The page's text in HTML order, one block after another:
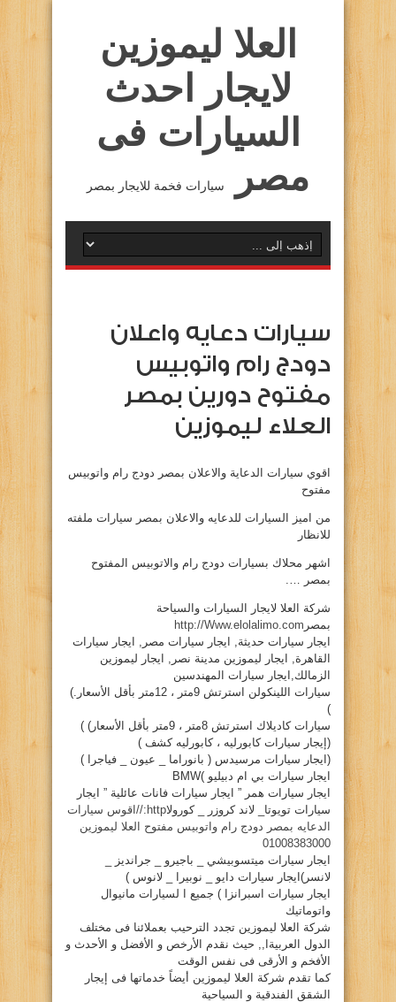
العلا ليموزين
لايجار احدث
السيارات فى
مصر
سيارات فخمة للايجار بمصر
سيارات دعايه واعلان
دودج رام واتوبيس
مفتوح دورين بمصر
العلاء ليموزين
اقوي سيارات الدعاية والاعلان بمصر دودج رام واتوبيس
مفتوح
من اميز السيارات للدعايه والاعلان بمصر سيارات ملفته
للانظار
اشهر محلاك بسيارات دودج رام والاتوبيس المفتوح
بمصر ….
شركة العلا لايجار السيارات والسياحة
بمصر http://Www.elolalimo.com
ايجار سيارات حديثة, ايجار سيارات مصر, ايجار سيارات
القاهرة, ايجار ليموزين مدينة نصر, ايجار ليموزين
الزمالك,ايجار سيارات المهندسين
سيارات اللينكولن استرتش 9متر ، 12متر بأقل الأسعار.)
)
سيارات كاديلاك استرتش 8متر ، 9متر بأقل الأسعار) )
(إيجار سيارات كابورليه ، كابورليه كشف )
(ايجار سيارات مرسيدس ( بانوراما _ عيون _ فياجرا )
ايجار سيارات بي ام دبيليو )BMW
ايجار سيارات همر ” ايجار سيارات فانات عائلية ” ايجار
سيارات تويوتا_ لاند كروزر _ كورولا
http://اقوس سيارات
الدعايه بمصر دودج رام واتوبيس مفتوح العلا ليموزين
01008383000
ايجار سيارات ميتسوبيشي _ باجيرو _ جرانديز _
لانسر)ايجار سيارات دايو _ نوبيرا _ لانوس )
ايجار سيارات اسبرانزا ) جميع ا لسيارات مانيوال
واتوماتيك
شركة العلا ليموزين تجدد الترحيب بعملائنا فى مختلف
الدول العربيةا,, حيث نقدم الأرخص و الأفضل و الأحدث و
الأفخم و الأرقى فى نفس الوقت
كما تقدم شركة العلا ليموزين أيضاً خدماتها فى إيجار
الشقق الفندقية و السياحية